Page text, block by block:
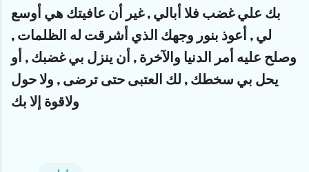
ﺑﻚ ﻋﻠﻲ ﻏﻀﺐ ﻓﻼ‌ ﺃﺑﺎﻟﻲ , ﻏﻴﺮ ﺃﻥ ﻋﺎﻓﻴﺘﻚ ﻫﻲ ﺃﻭﺳﻊ
ﻟﻲ , ﺃﻋﻮﺫ ﺑﻨﻮﺭ ﻭﺟﻬﻚ ﺍﻟﺬﻱ ﺃﺷﺮﻗﺖ ﻟﻪ ﺍﻟﻈﻠﻤﺎﺕ ,
ﻭﺻﻠﺢ ﻋﻠﻴﻪ ﺃﻣﺮ ﺍﻟﺪﻧﻴﺎ ﻭﺍﻵ‌ﺧﺮﺓ , ﺃﻥ ﻳﻨﺰﻝ ﺑﻲ ﻏﻀﺒﻚ , ﺃﻭ
ﻳﺤﻞ ﺑﻲ ﺳﺨﻄﻚ , ﻟﻚ ﺍﻟﻌﺘﺒﻰ ﺣﺘﻰ ﺗﺮﺿﻰ , ﻭﻻ‌ ﺣﻮﻝ
ﻭﻻ‌ﻗﻮﺓ ﺇﻻ‌ ﺑﻚ